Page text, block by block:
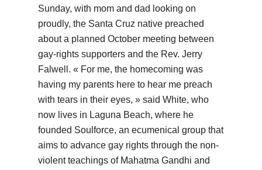
Sunday, with mom and dad looking on
proudly, the Santa Cruz native preached
about a planned October meeting between
gay-rights supporters and the Rev. Jerry
Falwell. « For me, the homecoming was
having my parents here to hear me preach
with tears in their eyes, » said White, who
now lives in Laguna Beach, where he
founded Soulforce, an ecumenical group that
aims to advance gay rights through the non-
violent teachings of Mahatma Gandhi and